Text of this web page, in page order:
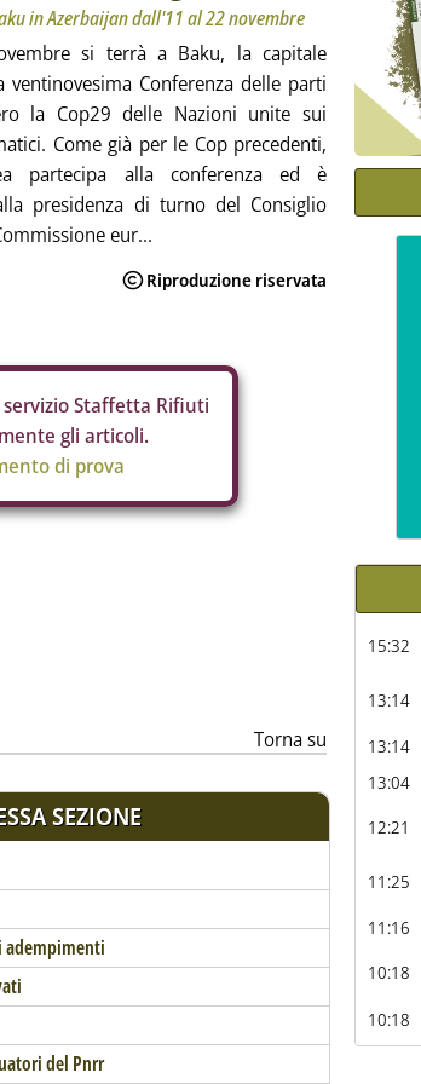
in Azerbaijan dall'11 al 22 novembre
si terrà a Baku, la capitale
ventinovesima Conferenza delle parti
la Cop29 delle Nazioni unite sui
Come già per le Cop precedenti,
partecipa alla conferenza ed è
presidenza di turno del Consiglio
eur...
Staffetta Rifiuti
gli articoli.
di prova
Torna su
SEZIONE
adempimenti
del Pnrr
15:32
13:14
13:14
13:04
12:21
11:25
11:16
10:18
10:18